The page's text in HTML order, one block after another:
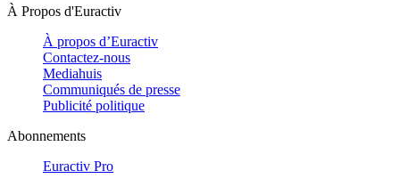
À Propos d'Euractiv
À propos d’Euractiv
Contactez-nous
Mediahuis
Communiqués de presse
Publicité politique
Abonnements
Euractiv Pro